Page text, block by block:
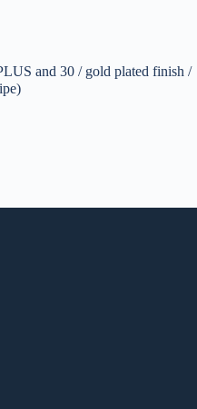
and 30 / gold plated finish /